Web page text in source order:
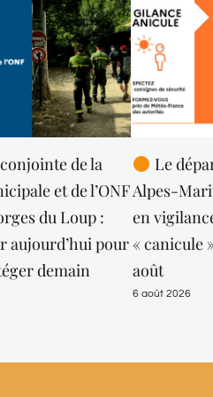
de la
et de l’ONF
du Loup :
aujourd’hui pour
demain
Le
Alpes-
en
« canicule
août
6 août 2026